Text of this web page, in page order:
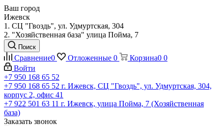
Ваш город
Ижевск
1. СЦ "Гвоздь", ул. Удмуртская, 304
2. "Хозяйственная база" улица Пойма, 7
Поиск
Сравнение0 Отложенные 0 Корзина0 0
Войти
+7 950 168 65 52
+7 950 168 65 52 г. Ижевск, СЦ "Гвоздь", ул. Удмуртская, 304,
корпус 2, офис 41
+7 922 501 63 11 г. Ижевск, улица Пойма, 7 (Хозяйственная
база)
Заказать звонок